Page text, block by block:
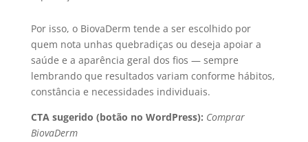
Por isso, o BiovaDerm tende a ser escolhido por
quem nota unhas quebradiças ou deseja apoiar a
saúde e a aparência geral dos fios — sempre
lembrando que resultados variam conforme hábitos,
constância e necessidades individuais.
CTA sugerido (botão no WordPress): Comprar
BiovaDerm